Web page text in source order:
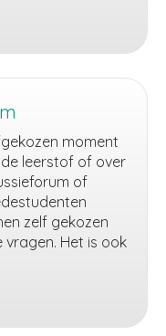
moment
leerstof of over
of
zelf gekozen
Het is ook